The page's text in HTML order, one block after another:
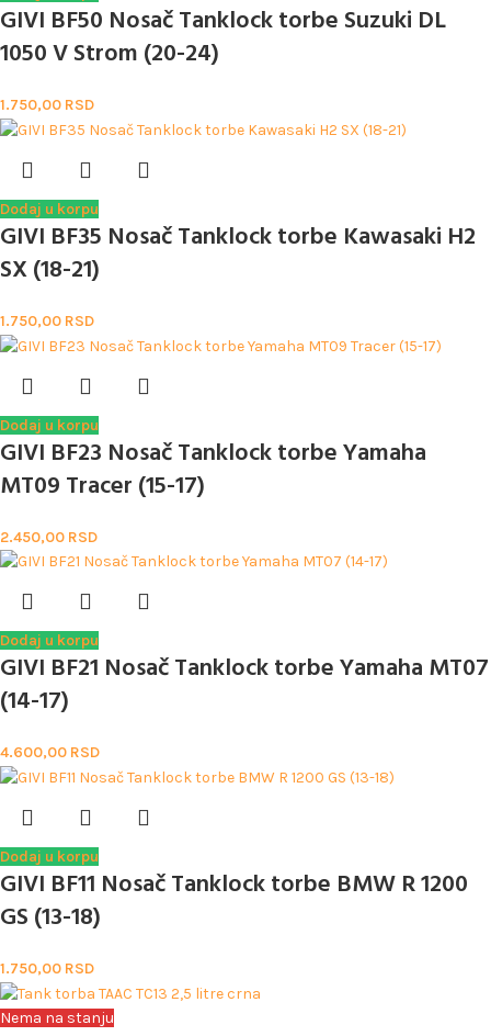
GIVI BF50 Nosač Tanklock torbe Suzuki DL
1050 V Strom (20-24)
1.750,00 RSD
Dodaj u korpu
GIVI BF35 Nosač Tanklock torbe Kawasaki H2
SX (18-21)
1.750,00 RSD
Dodaj u korpu
GIVI BF23 Nosač Tanklock torbe Yamaha
MT09 Tracer (15-17)
2.450,00 RSD
Dodaj u korpu
GIVI BF21 Nosač Tanklock torbe Yamaha MT07
(14-17)
4.600,00 RSD
Dodaj u korpu
GIVI BF11 Nosač Tanklock torbe BMW R 1200
GS (13-18)
1.750,00 RSD
Nema na stanju